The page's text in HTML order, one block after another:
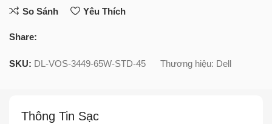
So Sánh Yêu Thích
Share:
SKU: DL-VOS-3449-65W-STD-45 Thương hiệu: Dell
Thông Tin Sạc